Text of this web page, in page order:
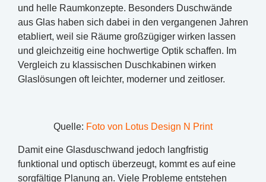
und helle Raumkonzepte. Besonders Duschwände
aus Glas haben sich dabei in den vergangenen Jahren
etabliert, weil sie Räume großzügiger wirken lassen
und gleichzeitig eine hochwertige Optik schaffen. Im
Vergleich zu klassischen Duschkabinen wirken
Glaslösungen oft leichter, moderner und zeitloser.
Quelle: Foto von Lotus Design N Print
Damit eine Glasduschwand jedoch langfristig
funktional und optisch überzeugt, kommt es auf eine
sorgfältige Planung an. Viele Probleme entstehen